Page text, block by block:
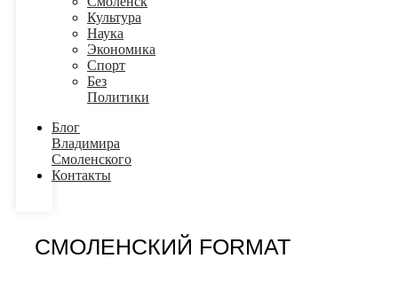
Культура
Наука
Экономика
Спорт
Без
Политики
Блог
Владимира
Смоленского
Контакты
СМОЛЕНСКИЙ FORMAT